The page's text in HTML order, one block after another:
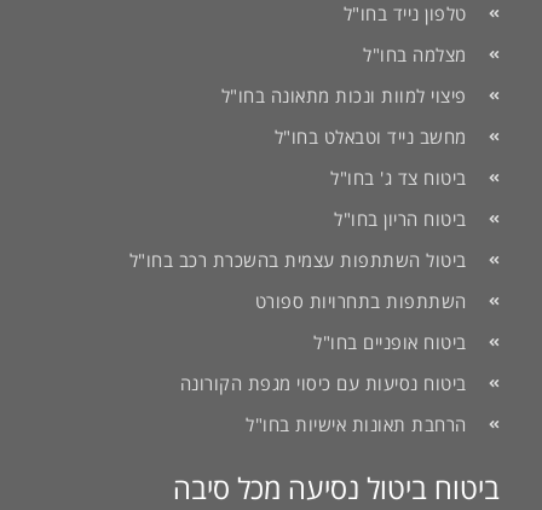
טלפון נייד בחו"ל
מצלמה בחו"ל
פיצוי למוות ונכות מתאונה בחו"ל
מחשב נייד וטבאלט בחו"ל
ביטוח צד ג' בחו"ל
ביטוח הריון בחו"ל
ביטול השתתפות עצמית בהשכרת רכב בחו"ל
השתתפות בתחרויות ספורט
ביטוח אופניים בחו"ל
ביטוח נסיעות עם כיסוי מגפת הקורונה
הרחבת תאונות אישיות בחו"ל
ביטוח ביטול נסיעה מכל סיבה